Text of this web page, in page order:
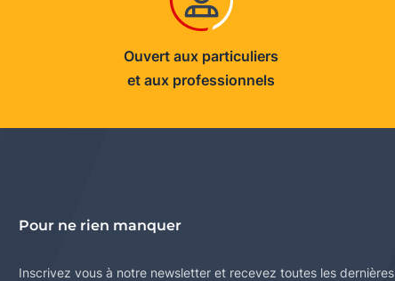
Ouvert aux particuliers
et aux professionnels
Pour ne rien manquer
Inscrivez vous à notre newsletter et recevez toutes les dernières